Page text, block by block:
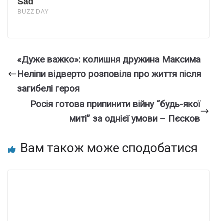
«Дуже важко»: колишня дружина Максима
Неліпи відверто розповіла про життя після
загибелі героя
Росія готова припинити війну “будь-якої
миті” за однієї умови – Пєсков
Вам також може сподобатися